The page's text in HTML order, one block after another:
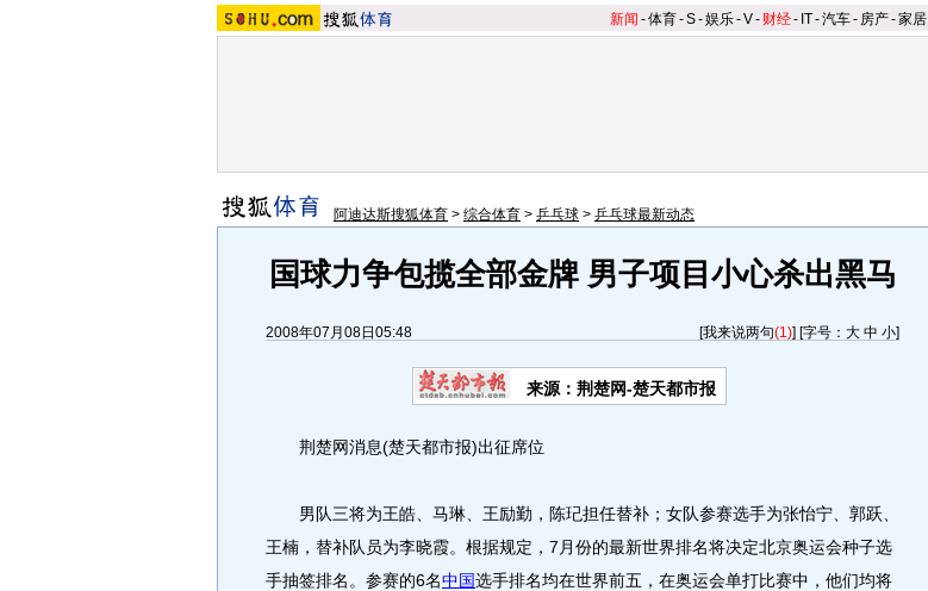
新闻 -体育-S-娱乐-V- 财经- IT-汽车- 房产-家居
阿迪达斯搜狐体育 > 综合体育 > 乒乓球 > 乒乓球最新动态
国球力争包揽全部金牌 男子项目小心杀出黑马
2008年07月08日05:48 [我来说两句(1)] [字号： 大 中 小]
来源：荆楚网-楚天都市报
荆楚网消息(楚天都市报)出征席位
男队三将为王皓、马琳、王励勤，陈玘担任替补；女队参赛选手为张怡宁、郭跃、
王楠，替补队员为李晓霞。根据规定，7月份的最新世界排名将决定北京奥运会种子选
手抽签排名。参赛的6名中国选手排名均在世界前五，在奥运会单打比赛中，他们均将